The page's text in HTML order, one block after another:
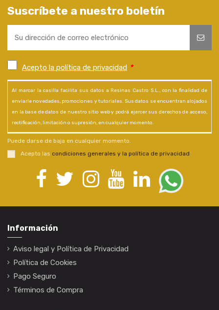
Suscríbete a nuestro boletín
Acepto la política de privacidad *
Al marcar la casilla facilita sus datos a Resinas Castro S.L., con la finalidad de
enviarle novedades, promociones y tutoriales. Sus datos se encuentran alojados
en la base de datos de nuestro sitio web y podrá ejercer sus derechos de acceso,
rectificación, limitación o supresión, en cualquier momento.
Puede darse de baja en cualquier momento.
Acepto las condiciones generales y la política de privacidad
Información
Aviso legal y Política de Privacidad
Política de Cookies
Pago Seguro
Términos de Compra